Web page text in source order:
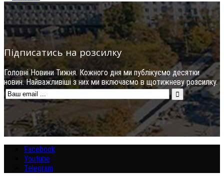
Підписатись на розсилку
Головні Новини Тижня. Кожного дня ми публікуємо десятки
новин. Найважливіші з них ми включаємо в щотижневу розсилку.
Facebook
Youtube
Telegram